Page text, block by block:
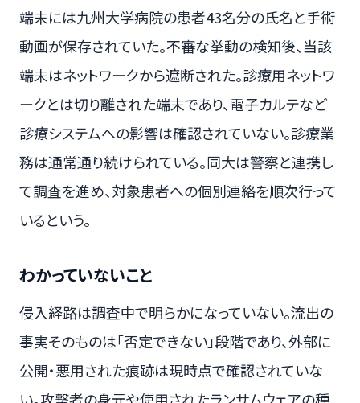
端末には九州大学病院の患者43名分の氏名と手術
動画が保存されていた。不審な挙動の検知後、当該
端末はネットワークから遮断された。診療用ネットワ
ークとは切り離された端末であり、電子カルテなど
診療システムへの影響は確認されていない。診療業
務は通常通り続けられている。同大は警察と連携し
て調査を進め、対象患者への個別連絡を順次行って
いるという。
わかっていないこと
侵入経路は調査中で明らかになっていない。流出の
事実そのものは「否定できない」段階であり、外部に
公開・悪用された痕跡は現時点で確認されていな